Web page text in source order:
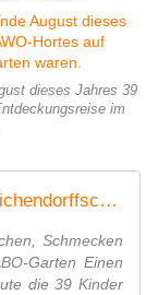
dieses Jahres 39
im
39 Kinder des AWO-Hortes an der Eichendorffschule auf Entdeckungsreise im Veitshöchheimer Heil-Kräutergarten - Veitshöchheim News
Schmecken
Garten Einen
die 39 Kinder